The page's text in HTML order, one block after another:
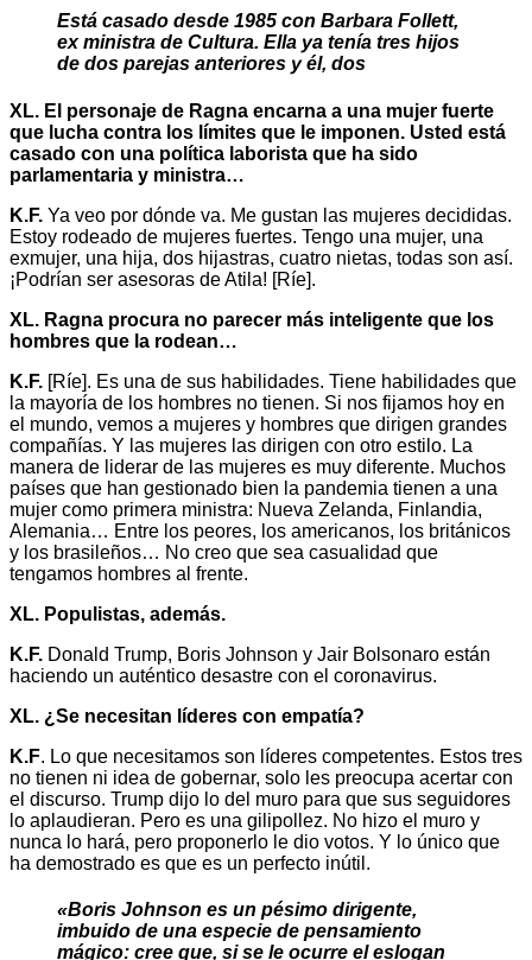
Está casado desde 1985 con Barbara Follett,
ex ministra de Cultura. Ella ya tenía tres hijos
de dos parejas anteriores y él, dos
XL. El personaje de Ragna encarna a una mujer fuerte
que lucha contra los límites que le imponen. Usted está
casado con una política laborista que ha sido
parlamentaria y ministra…
K.F. Ya veo por dónde va. Me gustan las mujeres decididas.
Estoy rodeado de mujeres fuertes. Tengo una mujer, una
exmujer, una hija, dos hijastras, cuatro nietas, todas son así.
¡Podrían ser asesoras de Atila! [Ríe].
XL. Ragna procura no parecer más inteligente que los
hombres que la rodean…
K.F. [Ríe]. Es una de sus habilidades. Tiene habilidades que
la mayoría de los hombres no tienen. Si nos fijamos hoy en
el mundo, vemos a mujeres y hombres que dirigen grandes
compañías. Y las mujeres las dirigen con otro estilo. La
manera de liderar de las mujeres es muy diferente. Muchos
países que han gestionado bien la pandemia tienen a una
mujer como primera ministra: Nueva Zelanda, Finlandia,
Alemania… Entre los peores, los americanos, los británicos
y los brasileños… No creo que sea casualidad que
tengamos hombres al frente.
XL. Populistas, además.
K.F. Donald Trump, Boris Johnson y Jair Bolsonaro están
haciendo un auténtico desastre con el coronavirus.
XL. ¿Se necesitan líderes con empatía?
K.F. Lo que necesitamos son líderes competentes. Estos tres
no tienen ni idea de gobernar, solo les preocupa acertar con
el discurso. Trump dijo lo del muro para que sus seguidores
lo aplaudieran. Pero es una gilipollez. No hizo el muro y
nunca lo hará, pero proponerlo le dio votos. Y lo único que
ha demostrado es que es un perfecto inútil.
«Boris Johnson es un pésimo dirigente,
imbuido de una especie de pensamiento
mágico: cree que, si se le ocurre el eslogan